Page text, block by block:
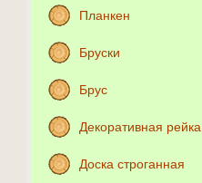
Планкен
Бруски
Брус
Декоративная рейка
Доска строганная